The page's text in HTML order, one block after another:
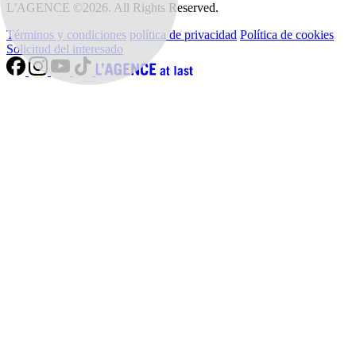
L'AGENCE ©2026. All Rights Reserved.
Términos y condiciones política de privacidad Política de cookies
Solicitud del interesado